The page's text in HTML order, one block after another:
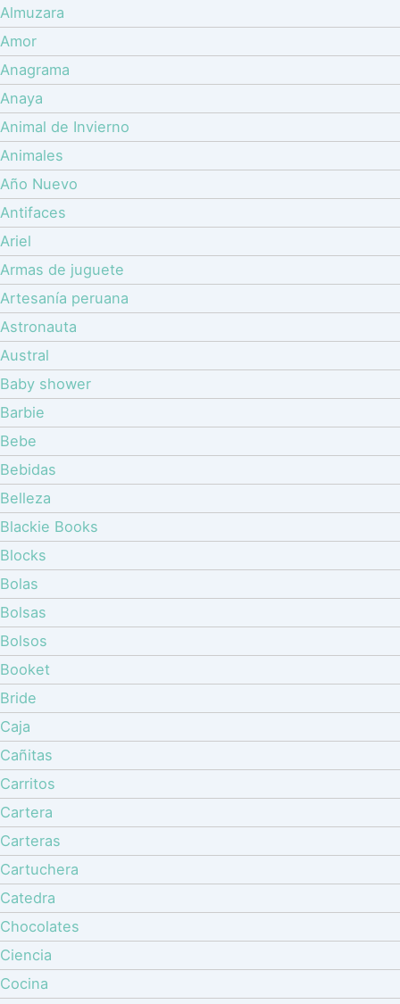
Almuzara
Amor
Anagrama
Anaya
Animal de Invierno
Animales
Año Nuevo
Antifaces
Ariel
Armas de juguete
Artesanía peruana
Astronauta
Austral
Baby shower
Barbie
Bebe
Bebidas
Belleza
Blackie Books
Blocks
Bolas
Bolsas
Bolsos
Booket
Bride
Caja
Cañitas
Carritos
Cartera
Carteras
Cartuchera
Catedra
Chocolates
Ciencia
Cocina